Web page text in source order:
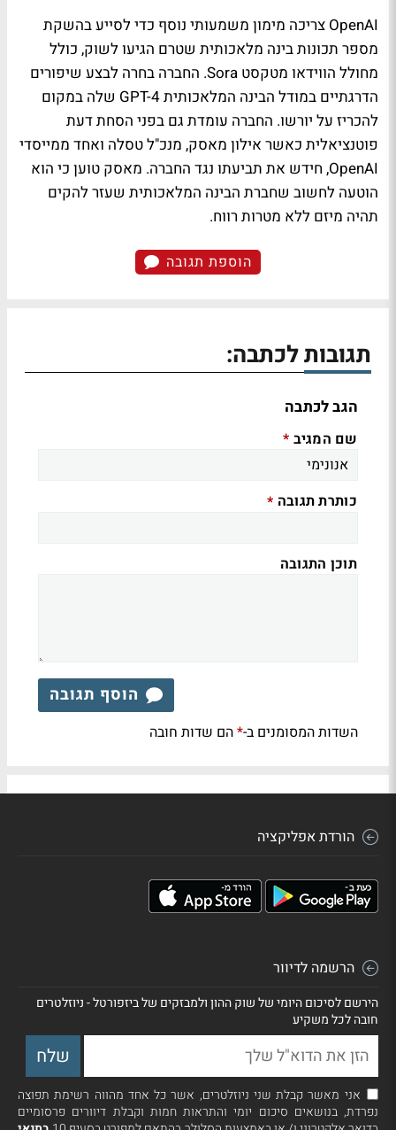
OpenAI צריכה מימון משמעותי נוסף כדי לסייע בהשקת
מספר תכונות בינה מלאכותית שטרם הגיעו לשוק, כולל
מחולל הווידאו מטקסט Sora. החברה בחרה לבצע שיפורים
הדרגתיים במודל הבינה המלאכותית GPT-4 שלה במקום
להכריז על יורשו. החברה עומדת גם בפני הסחת דעת
פוטנציאלית כאשר אילון מאסק, מנכ"ל טסלה ואחד ממייסדי
OpenAI, חידש את תביעתו נגד החברה. מאסק טוען כי הוא
הוטעה לחשוב שחברת הבינה המלאכותית שעזר להקים
תהיה מיזם ללא מטרות רווח.
הוספת תגובה
תגובות לכתבה:
הגב לכתבה
שם המגיב *
כותרת תגובה *
תוכן התגובה
הוסף תגובה
השדות המסומנים ב-*הם שדות חובה
הורדת אפליקציה
הרשמה לדיוור
הירשם לסיכום היומי של שוק ההון ולמבזקים של ביזפורטל - ניוזלטרים
חובה לכל משקיע
אני מאשר קבלת שני ניוזלטרים, אשר כל אחד מהווה רשימת תפוצה
נפרדת, בנושאים סיכום יומי והתראות חמות וקבלת דיוורים פרסומיים